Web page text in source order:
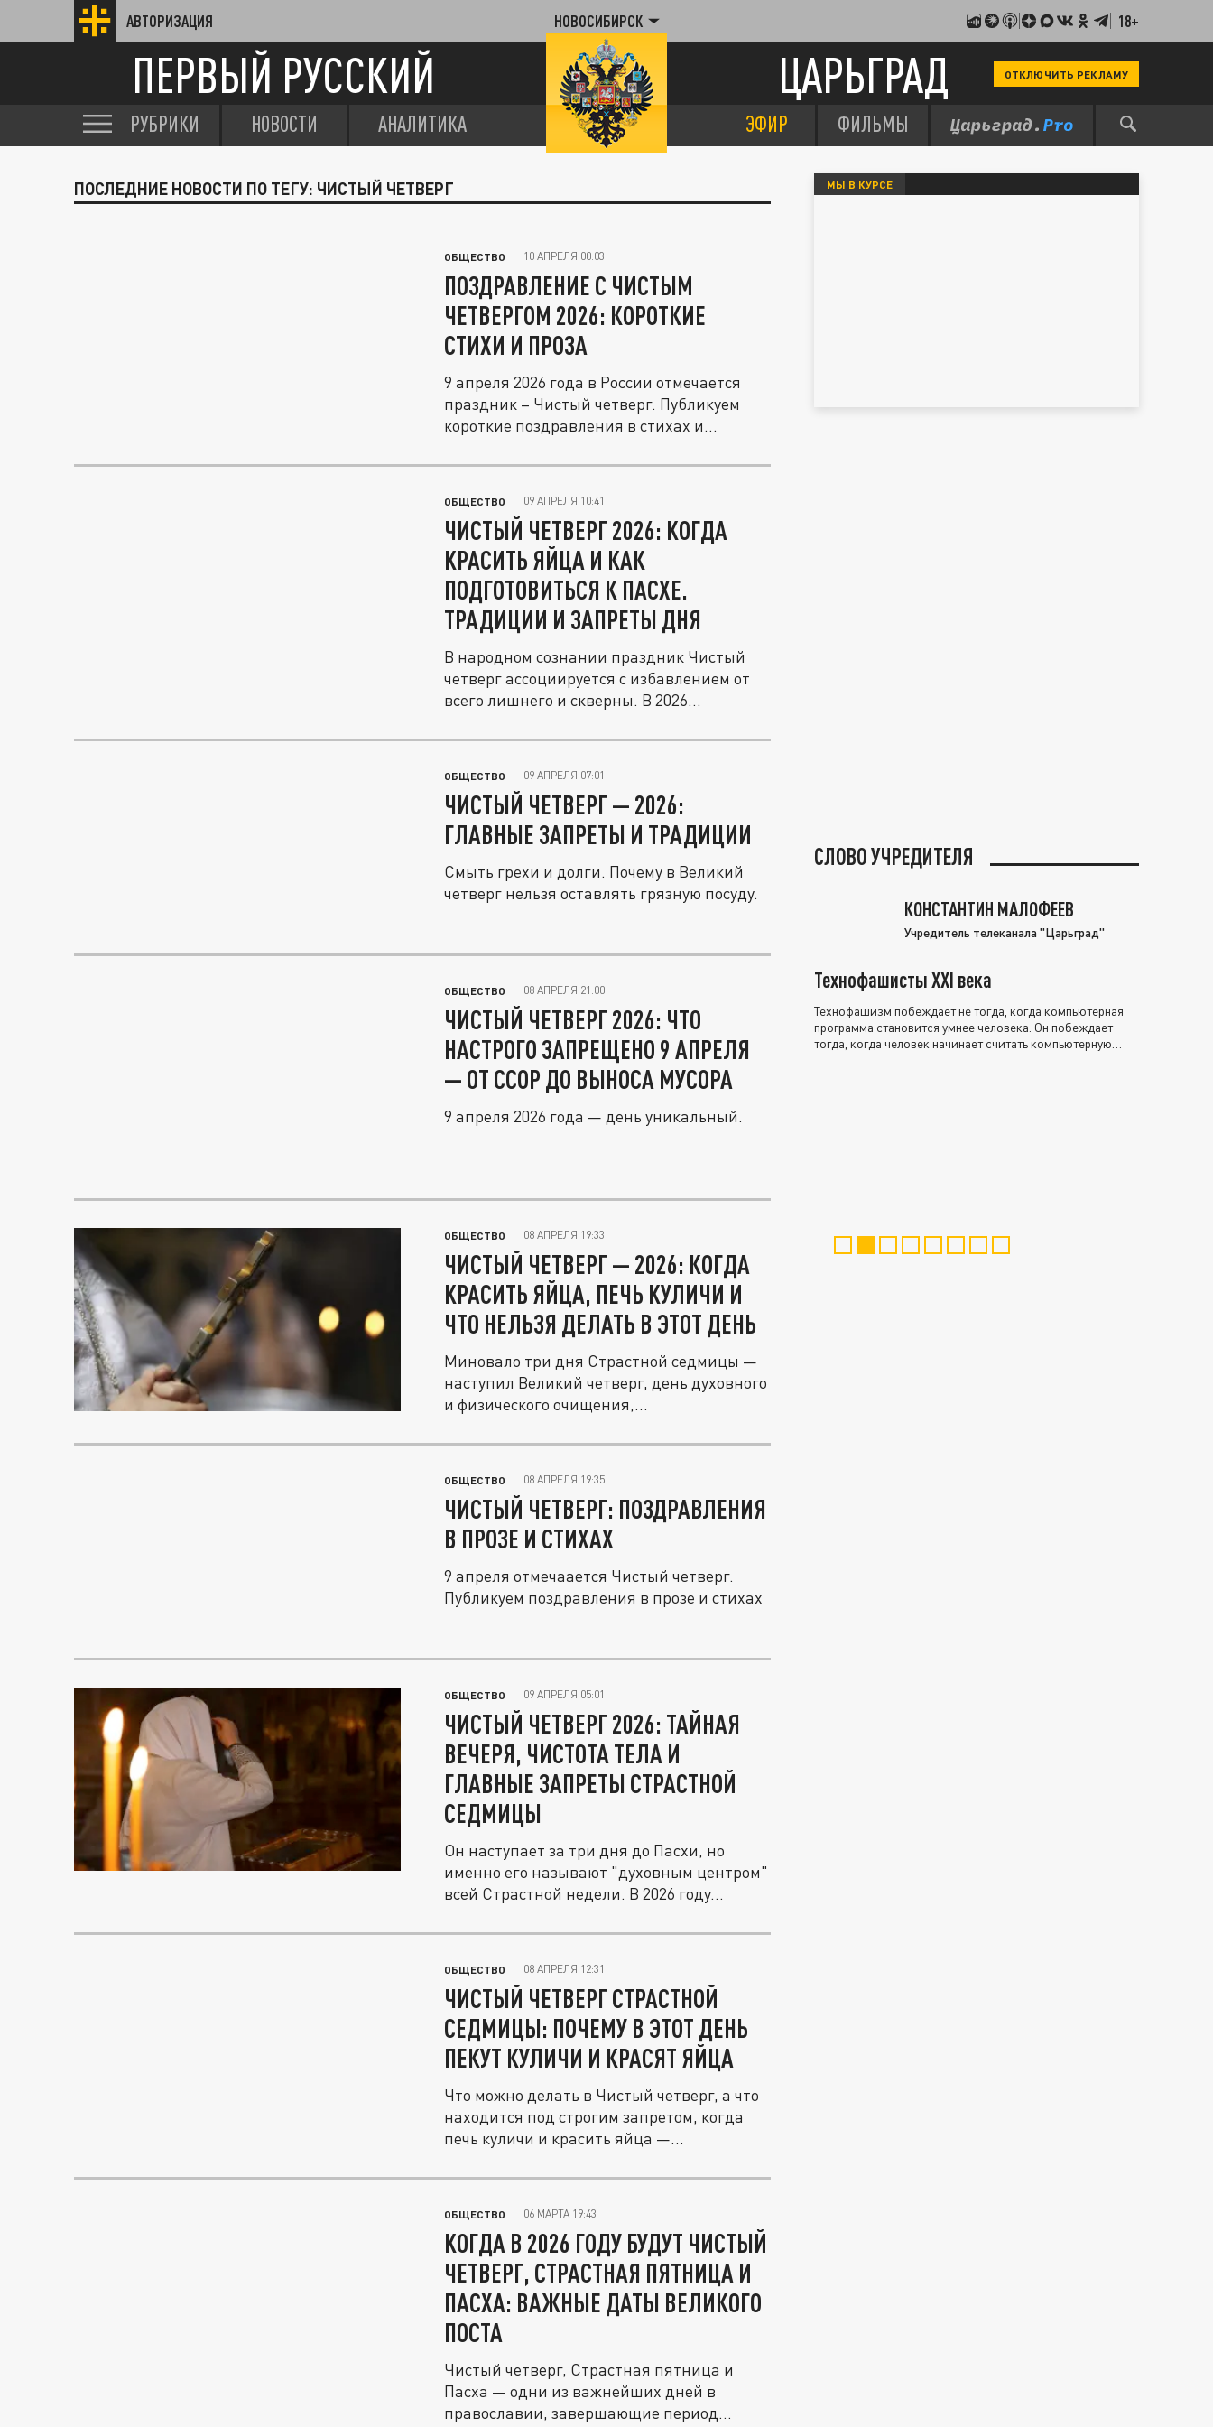
АВТОРИЗАЦИЯ НОВОСИБИРСК 18+
ПЕРВЫЙ РУССКИЙ ЦАРЬГРАД ОТКЛЮЧИТЬ РЕКЛАМУ
РУБРИКИ НОВОСТИ АНАЛИТИКА ЭФИР ФИЛЬМЫ
ПОСЛЕДНИЕ НОВОСТИ ПО ТЕГУ: ЧИСТЫЙ ЧЕТВЕРГ
ОБЩЕСТВО 10 АПРЕЛЯ 00:03
ПОЗДРАВЛЕНИЕ С ЧИСТЫМ
ЧЕТВЕРГОМ 2026: КОРОТКИЕ
СТИХИ И ПРОЗА
9 апреля 2026 года в России отмечается
праздник – Чистый четверг. Публикуем
короткие поздравления в стихах и...
ОБЩЕСТВО 09 АПРЕЛЯ 10:41
ЧИСТЫЙ ЧЕТВЕРГ 2026: КОГДА
КРАСИТЬ ЯЙЦА И КАК
ПОДГОТОВИТЬСЯ К ПАСХЕ.
ТРАДИЦИИ И ЗАПРЕТЫ ДНЯ
В народном сознании праздник Чистый
четверг ассоциируется с избавлением от
всего лишнего и скверны. В 2026...
ОБЩЕСТВО 09 АПРЕЛЯ 07:01
ЧИСТЫЙ ЧЕТВЕРГ — 2026:
ГЛАВНЫЕ ЗАПРЕТЫ И ТРАДИЦИИ
Смыть грехи и долги. Почему в Великий
четверг нельзя оставлять грязную посуду.
ОБЩЕСТВО 08 АПРЕЛЯ 21:00
ЧИСТЫЙ ЧЕТВЕРГ 2026: ЧТО
НАСТРОГО ЗАПРЕЩЕНО 9 АПРЕЛЯ
— ОТ ССОР ДО ВЫНОСА МУСОРА
9 апреля 2026 года — день уникальный.
ОБЩЕСТВО 08 АПРЕЛЯ 19:33
ЧИСТЫЙ ЧЕТВЕРГ — 2026: КОГДА
КРАСИТЬ ЯЙЦА, ПЕЧЬ КУЛИЧИ И
ЧТО НЕЛЬЗЯ ДЕЛАТЬ В ЭТОТ ДЕНЬ
Миновало три дня Страстной седмицы —
наступил Великий четверг, день духовного
и физического очищения,...
ОБЩЕСТВО 08 АПРЕЛЯ 19:35
ЧИСТЫЙ ЧЕТВЕРГ: ПОЗДРАВЛЕНИЯ
В ПРОЗЕ И СТИХАХ
9 апреля отмечаается Чистый четверг.
Публикуем поздравления в прозе и стихах
ОБЩЕСТВО 09 АПРЕЛЯ 05:01
ЧИСТЫЙ ЧЕТВЕРГ 2026: ТАЙНАЯ
ВЕЧЕРЯ, ЧИСТОТА ТЕЛА И
ГЛАВНЫЕ ЗАПРЕТЫ СТРАСТНОЙ
СЕДМИЦЫ
Он наступает за три дня до Пасхи, но
именно его называют "духовным центром"
всей Страстной недели. В 2026 году...
ОБЩЕСТВО 08 АПРЕЛЯ 12:31
ЧИСТЫЙ ЧЕТВЕРГ СТРАСТНОЙ
СЕДМИЦЫ: ПОЧЕМУ В ЭТОТ ДЕНЬ
ПЕКУТ КУЛИЧИ И КРАСЯТ ЯЙЦА
Что можно делать в Чистый четверг, а что
находится под строгим запретом, когда
печь куличи и красить яйца —...
ОБЩЕСТВО 06 МАРТА 19:43
КОГДА В 2026 ГОДУ БУДУТ ЧИСТЫЙ
ЧЕТВЕРГ, СТРАСТНАЯ ПЯТНИЦА И
ПАСХА: ВАЖНЫЕ ДАТЫ ВЕЛИКОГО
ПОСТА
Чистый четверг, Страстная пятница и
Пасха — одни из важнейших дней в
православии, завершающие период
МЫ В КУРСЕ
СЛОВО УЧРЕДИТЕЛЯ
КОНСТАНТИН МАЛОФЕЕВ
Учредитель телеканала "Царьград"
Технофашисты XXI века
Технофашизм побеждает не тогда, когда компьютерная
программа становится умнее человека. Он побеждает
тогда, когда человек начинает считать компьютерную